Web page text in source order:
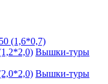
(1,6*0,7)
Вышки-туры
Вышки-туры